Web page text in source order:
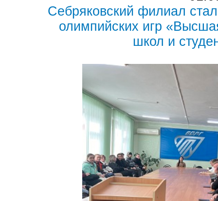
Себряковский филиал
олимпийских игр
школ и